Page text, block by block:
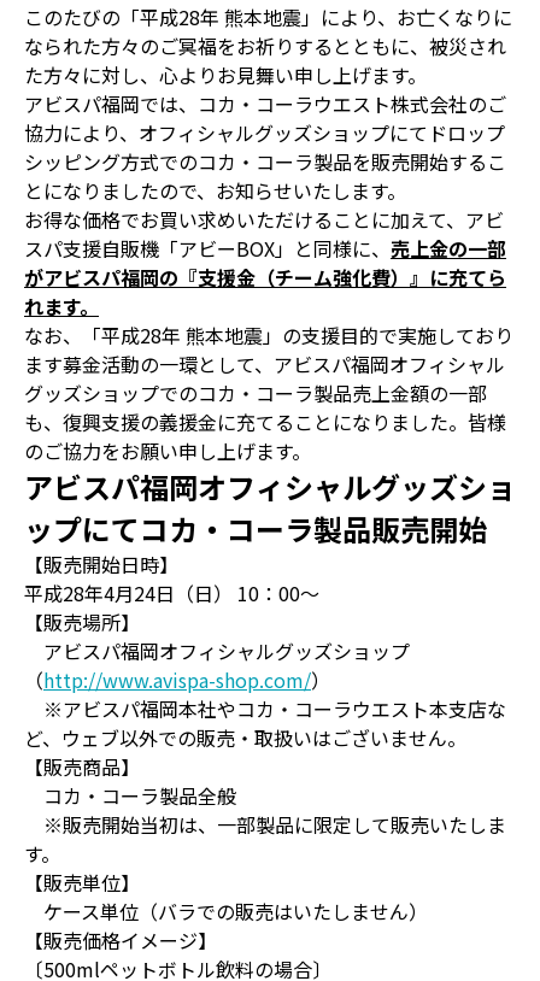
このたびの「平成28年 熊本地震」により、お亡くなりに
なられた方々のご冥福をお祈りするとともに、被災され
た方々に対し、心よりお見舞い申し上げます。
アビスパ福岡では、コカ・コーラウエスト株式会社のご
協力により、オフィシャルグッズショップにてドロップ
シッピング方式でのコカ・コーラ製品を販売開始するこ
とになりましたので、お知らせいたします。
お得な価格でお買い求めいただけることに加えて、アビ
スパ支援自販機「アビーBOX」と同様に、 売上金の一部
がアビスパ福岡の『支援金（チーム強化費）』に充てら
れます。
なお、「平成28年 熊本地震」の支援目的で実施しており
ます募金活動の一環として、アビスパ福岡オフィシャル
グッズショップでのコカ・コーラ製品売上金額の一部
も、復興支援の義援金に充てることになりました。皆様
のご協力をお願い申し上げます。
アビスパ福岡オフィシャルグッズショ
ップにてコカ・コーラ製品販売開始
【販売開始日時】
平成28年4月24日（日） 10：00～
【販売場所】
アビスパ福岡オフィシャルグッズショップ
（http://www.avispa-shop.com/）
※アビスパ福岡本社やコカ・コーラウエスト本支店な
ど、ウェブ以外での販売・取扱いはございません。
【販売商品】
コカ・コーラ製品全般
※販売開始当初は、一部製品に限定して販売いたしま
す。
【販売単位】
ケース単位（バラでの販売はいたしません）
【販売価格イメージ】
〔500mlペットボトル飲料の場合〕